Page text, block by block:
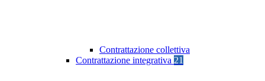
Contrattazione collettiva
Contrattazione integrativa 21